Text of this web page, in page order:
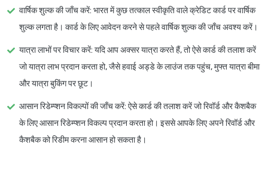
वार्षिक शुल्क की जाँच करें: भारत में कुछ तत्काल स्वीकृति वाले क्रेडिट कार्ड पर वार्षिक
शुल्क लगता है। कार्ड के लिए आवेदन करने से पहले वार्षिक शुल्क की जाँच अवश्य करें।
यात्रा लाभों पर विचार करें: यदि आप अक्सर यात्रा करते हैं, तो ऐसे कार्ड की तलाश करें
जो यात्रा लाभ प्रदान करता हो, जैसे हवाई अड्डे के लाउंज तक पहुंच, मुफ्त यात्रा बीमा
और यात्रा बुकिंग पर छूट।
आसान रिडेम्प्शन विकल्पों की जाँच करें: ऐसे कार्ड की तलाश करें जो रिवॉर्ड और कैशबैक
के लिए आसान रिडेम्प्शन विकल्प प्रदान करता हो। इससे आपके लिए अपने रिवॉर्ड और
कैशबैक को रिडीम करना आसान हो सकता है।